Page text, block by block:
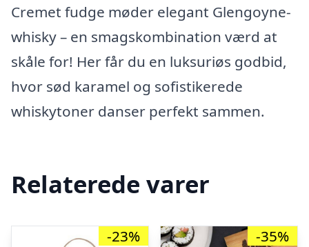
Cremet fudge møder elegant Glengoyne-
whisky – en smagskombination værd at
skåle for! Her får du en luksuriøs godbid,
hvor sød karamel og sofistikerede
whiskytoner danser perfekt sammen.
Relaterede varer
-23% -35%